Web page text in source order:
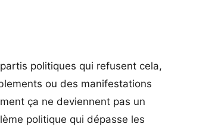
politiques qui refusent cela,
ou des manifestations
ça ne deviennent pas un
politique qui dépasse les